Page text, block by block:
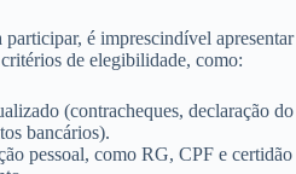
participar, é imprescindível apresentar
de elegibilidade, como:
(contracheques, declaração do
bancários).
pessoal, como RG, CPF e certidão